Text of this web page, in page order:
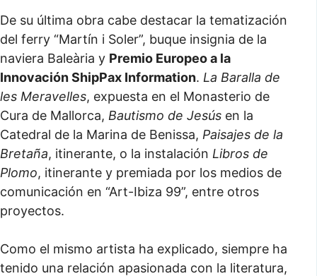
De su última obra cabe destacar la tematización
del ferry “Martín i Soler”, buque insignia de la
naviera Baleària y Premio Europeo a la
Innovación ShipPax Information. La Baralla de
les Meravelles, expuesta en el Monasterio de
Cura de Mallorca, Bautismo de Jesús en la
Catedral de la Marina de Benissa, Paisajes de la
Bretaña, itinerante, o la instalación Libros de
Plomo, itinerante y premiada por los medios de
comunicación en “Art-Ibiza 99”, entre otros
proyectos.
Como el mismo artista ha explicado, siempre ha
tenido una relación apasionada con la literatura,